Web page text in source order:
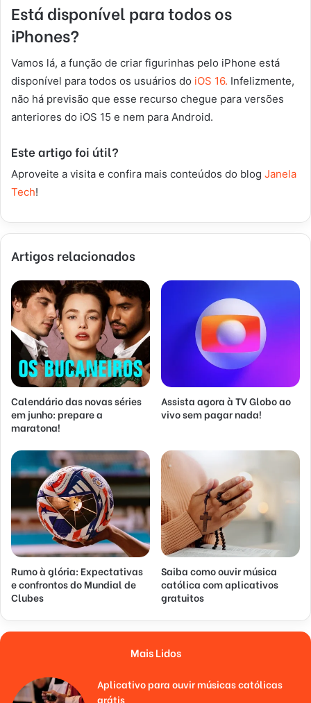
Está disponível para todos os
iPhones?
Vamos lá, a função de criar figurinhas pelo iPhone está
disponível para todos os usuários do iOS 16. Infelizmente,
não há previsão que esse recurso chegue para versões
anteriores do iOS 15 e nem para Android.
Este artigo foi útil?
Aproveite a visita e confira mais conteúdos do blog Janela
Tech!
Artigos relacionados
Calendário das novas séries
em junho: prepare a
maratona!
Assista agora à TV Globo ao
vivo sem pagar nada!
Rumo à glória: Expectativas
e confrontos do Mundial de
Clubes
Saiba como ouvir música
católica com aplicativos
gratuitos
Mais Lidos
Aplicativo para ouvir músicas católicas
grátis